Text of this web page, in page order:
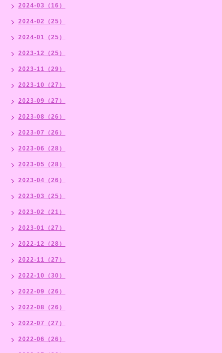
2024-03（16）
2024-02（25）
2024-01（25）
2023-12（25）
2023-11（29）
2023-10（27）
2023-09（27）
2023-08（26）
2023-07（26）
2023-06（28）
2023-05（28）
2023-04（26）
2023-03（25）
2023-02（21）
2023-01（27）
2022-12（28）
2022-11（27）
2022-10（30）
2022-09（26）
2022-08（26）
2022-07（27）
2022-06（26）